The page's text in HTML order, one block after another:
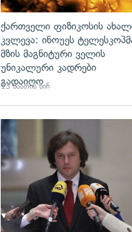
ქართველი ფიზიკოსის
კვლევა: ინოუეს
მზის მაგნიტური ველის
უნიკალური კადრები
გადაიღო
13 საათის წინ